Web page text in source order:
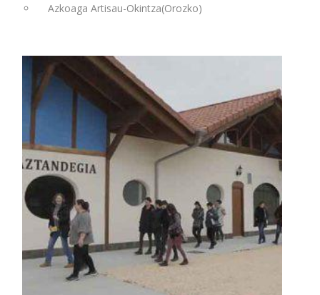
Azkoaga Artisau-Okintza(Orozko)